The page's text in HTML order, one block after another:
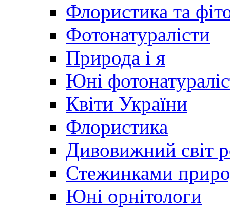
Флористика та
Фотонатуралісти
Природа і я
Юні
Квіти України
Флористика
Дивовижний світ
Стежинками
Юні орнітологи